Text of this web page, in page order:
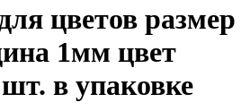
цветов размер
1мм цвет
в упаковке